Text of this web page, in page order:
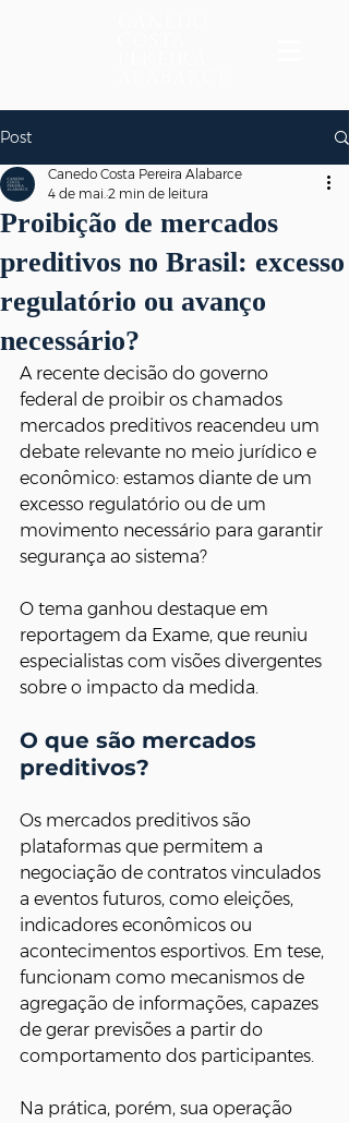
Post
Proibição de mercados
preditivos no Brasil: excesso
regulatório ou avanço
necessário?
Canedo Costa Pereira Alabarce
4 de mai.2 min de leitura
A recente decisão do governo
federal de proibir os chamados
mercados preditivos reacendeu um
debate relevante no meio jurídico e
econômico: estamos diante de um
excesso regulatório ou de um
movimento necessário para garantir
segurança ao sistema?
O tema ganhou destaque em
reportagem da Exame, que reuniu
especialistas com visões divergentes
sobre o impacto da medida.
O que são mercados
preditivos?
Os mercados preditivos são
plataformas que permitem a
negociação de contratos vinculados
a eventos futuros, como eleições,
indicadores econômicos ou
acontecimentos esportivos. Em tese,
funcionam como mecanismos de
agregação de informações, capazes
de gerar previsões a partir do
comportamento dos participantes.
Na prática, porém, sua operação